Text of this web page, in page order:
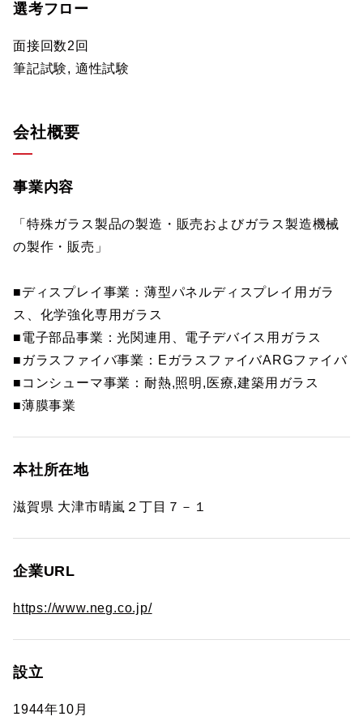
選考フロー
面接回数2回
筆記試験, 適性試験
会社概要
事業内容
「特殊ガラス製品の製造・販売およびガラス製造機械
の製作・販売」
■ディスプレイ事業：薄型パネルディスプレイ用ガラ
ス、化学強化専用ガラス
■電子部品事業：光関連用、電子デバイス用ガラス
■ガラスファイバ事業：EガラスファイバARGファイバ
■コンシューマ事業：耐熱,照明,医療,建築用ガラス
■薄膜事業
本社所在地
滋賀県 大津市晴嵐２丁目７－１
企業URL
https://www.neg.co.jp/
設立
1944年10月